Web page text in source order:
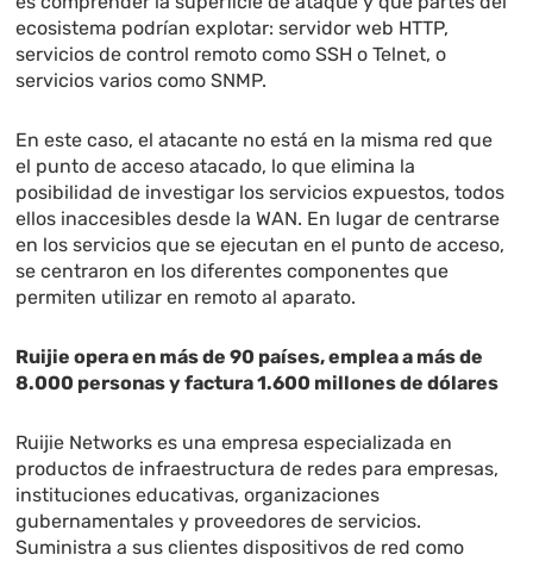
ecosistema podrían explotar: servidor web HTTP,
servicios de control remoto como SSH o Telnet, o
servicios varios como SNMP.
En este caso, el atacante no está en la misma red que
el punto de acceso atacado, lo que elimina la
posibilidad de investigar los servicios expuestos, todos
ellos inaccesibles desde la WAN. En lugar de centrarse
en los servicios que se ejecutan en el punto de acceso,
se centraron en los diferentes componentes que
permiten utilizar en remoto al aparato.
Ruijie opera en más de 90 países, emplea a más de
8.000 personas y factura 1.600 millones de dólares
Ruijie Networks es una empresa especializada en
productos de infraestructura de redes para empresas,
instituciones educativas, organizaciones
gubernamentales y proveedores de servicios.
Suministra a sus clientes dispositivos de red como